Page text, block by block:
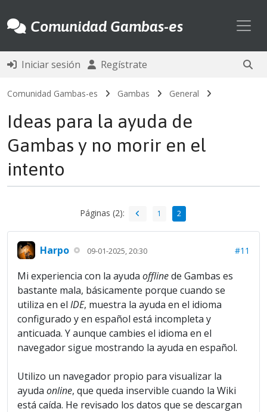
Comunidad Gambas-es
Iniciar sesión Regístrate
Comunidad Gambas-es Gambas General
Ideas para la ayuda de
Gambas y no morir en el
intento
Páginas (2): 1 2
Harpo 09-01-2025, 20:30 #11
Mi experiencia con la ayuda offlinede Gambas es
bastante mala, básicamente porque cuando se
utiliza en el IDE, muestra la ayuda en el idioma
configurado y en español está incompleta y
anticuada. Y aunque cambies el idioma en el
navegador sigue mostrando la ayuda en español.
Utilizo un navegador propio para visualizar la
ayuda online, que queda inservible cuando la Wiki
está caída. He revisado los datos que se descargan